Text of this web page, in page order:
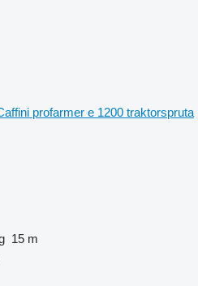
profarmer e 1200 traktorspruta
15 m